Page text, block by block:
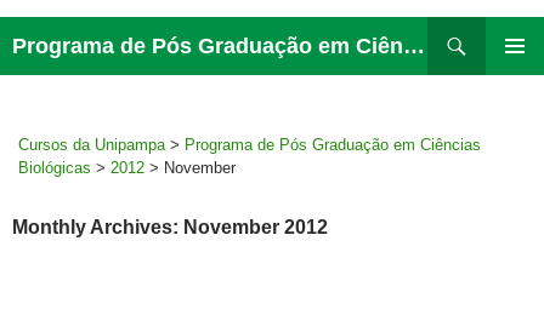
Programa de Pós Graduação em Ciências Biológicas
para
Cursos da Unipampa > Programa de Pós Graduação em Ciências
Biológicas > 2012 > November
Monthly Archives: November 2012